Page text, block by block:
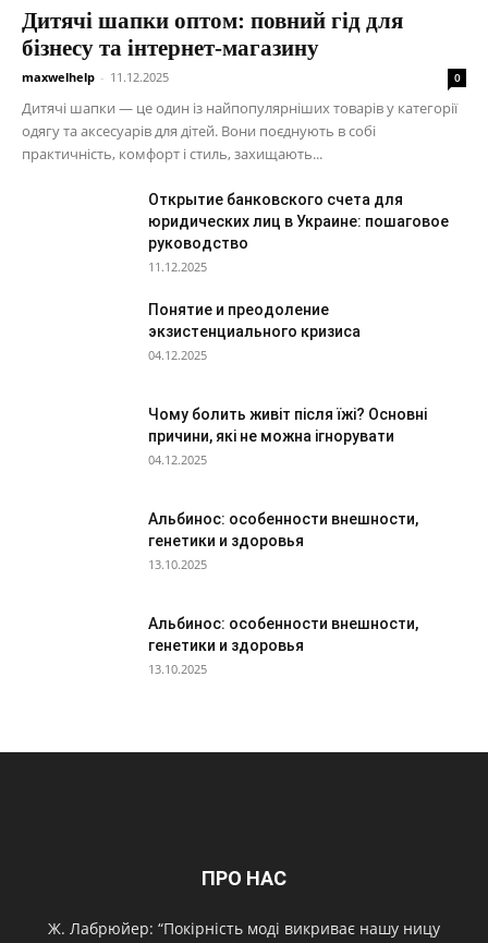
Дитячі шапки оптом: повний гід для
бізнесу та інтернет-магазину
maxwelhelp - 11.12.2025 0
Дитячі шапки — це один із найпопулярніших товарів у категорії
одягу та аксесуарів для дітей. Вони поєднують в собі
практичність, комфорт і стиль, захищають...
Открытие банковского счета для
юридических лиц в Украине: пошаговое
руководство
11.12.2025
Понятие и преодоление
экзистенциального кризиса
04.12.2025
Чому болить живіт після їжі? Основні
причини, які не можна ігнорувати
04.12.2025
Альбинос: особенности внешности,
генетики и здоровья
13.10.2025
Альбинос: особенности внешности,
генетики и здоровья
13.10.2025
ПРО НАС
Ж. Лабрюйер: “Покірність моді викриває нашу ницу